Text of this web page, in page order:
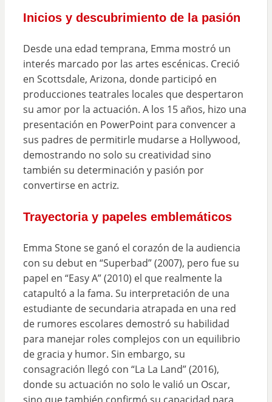
Inicios y descubrimiento de la pasión
Desde una edad temprana, Emma mostró un
interés marcado por las artes escénicas. Creció
en Scottsdale, Arizona, donde participó en
producciones teatrales locales que despertaron
su amor por la actuación. A los 15 años, hizo una
presentación en PowerPoint para convencer a
sus padres de permitirle mudarse a Hollywood,
demostrando no solo su creatividad sino
también su determinación y pasión por
convertirse en actriz.
Trayectoria y papeles emblemáticos
Emma Stone se ganó el corazón de la audiencia
con su debut en “Superbad” (2007), pero fue su
papel en “Easy A” (2010) el que realmente la
catapultó a la fama. Su interpretación de una
estudiante de secundaria atrapada en una red
de rumores escolares demostró su habilidad
para manejar roles complejos con un equilibrio
de gracia y humor. Sin embargo, su
consagración llegó con “La La Land” (2016),
donde su actuación no solo le valió un Oscar,